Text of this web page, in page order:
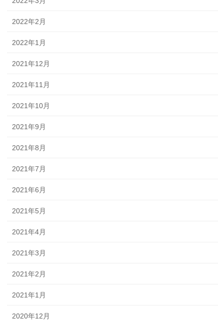
2022年2月
2022年1月
2021年12月
2021年11月
2021年10月
2021年9月
2021年8月
2021年7月
2021年6月
2021年5月
2021年4月
2021年3月
2021年2月
2021年1月
2020年12月